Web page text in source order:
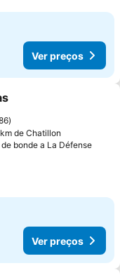
Ver preços
aos favoritos
de Chatillon
bonde a La Défense
Ver preços